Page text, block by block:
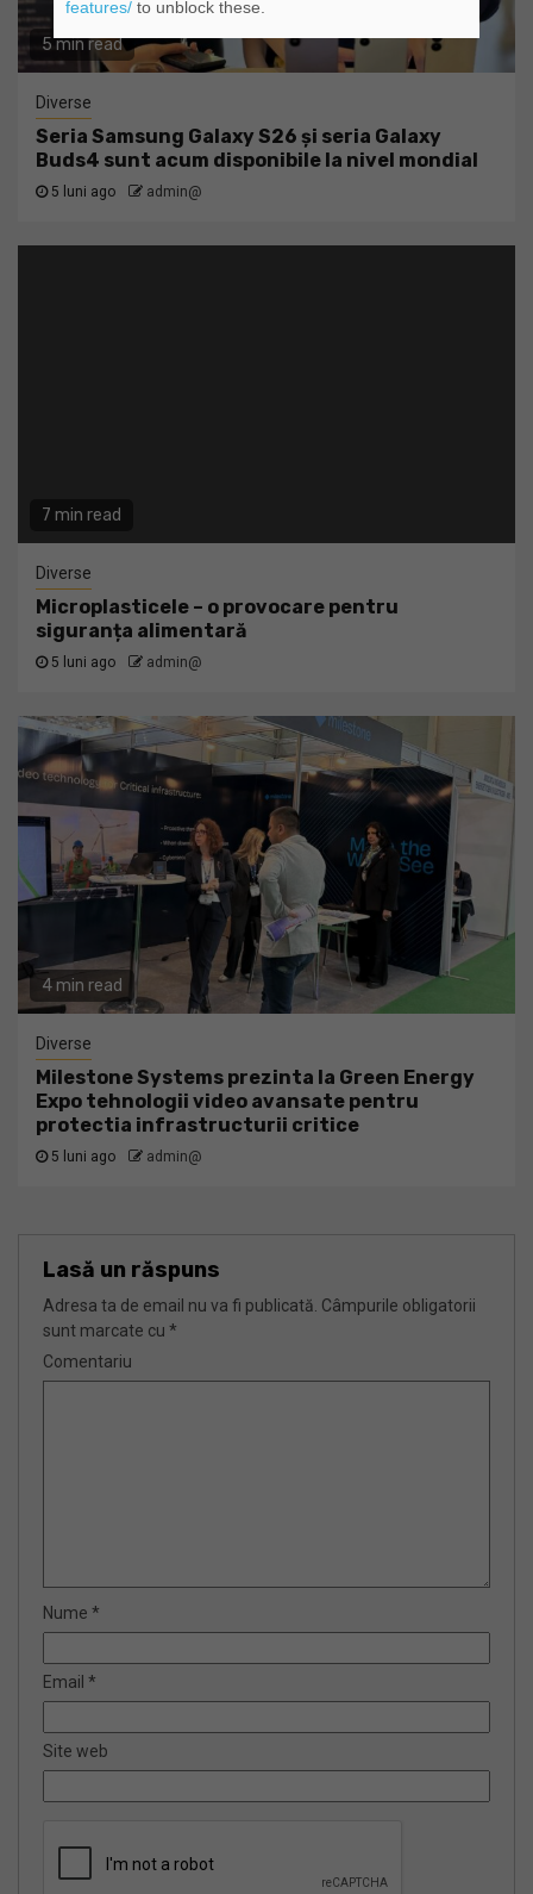
5 min read
Diverse
Seria Samsung Galaxy S26 și seria Galaxy
Buds4 sunt acum disponibile la nivel mondial
5 luni ago admin@
7 min read
Diverse
Microplasticele – o provocare pentru
siguranța alimentară
5 luni ago admin@
4 min read
Diverse
Milestone Systems prezinta la Green Energy
Expo tehnologii video avansate pentru
protectia infrastructurii critice
5 luni ago admin@
Lasă un răspuns
Adresa ta de email nu va fi publicată. Câmpurile obligatorii
sunt marcate cu *
Comentariu
Nume *
Email *
Site web
features/to unblock these.